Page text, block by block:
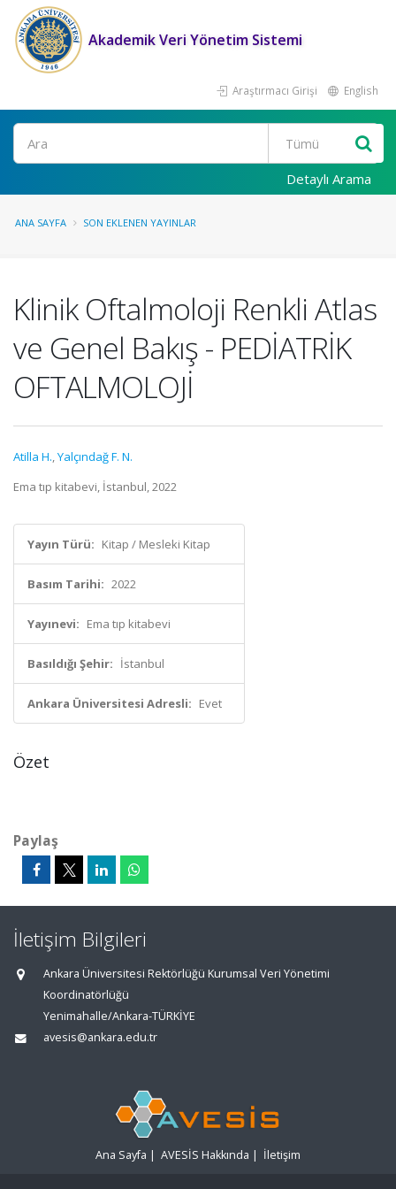
Akademik Veri Yönetim Sistemi
Araştırmacı Girişi English
Ara
Detaylı Arama
ANA SAYFA SON EKLENEN YAYINLAR
Klinik Oftalmoloji Renkli Atlas
ve Genel Bakış - PEDİATRİK
OFTALMOLOJİ
Atilla H.,Yalçındağ F. N.
Ema tıp kitabevi, İstanbul, 2022
Yayın Türü: Kitap / Mesleki Kitap
Basım Tarihi: 2022
Yayınevi: Ema tıp kitabevi
Basıldığı Şehir: İstanbul
Ankara Üniversitesi Adresli: Evet
Özet
Paylaş
İletişim Bilgileri
Ankara Üniversitesi Rektörlüğü Kurumsal Veri Yönetimi
Koordinatörlüğü
Yenimahalle/Ankara-TÜRKİYE
avesis@ankara.edu.tr
Ana Sayfa | AVESİS Hakkında | İletişim